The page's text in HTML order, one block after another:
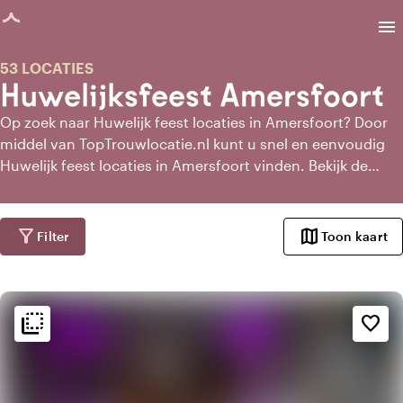
geladen
menu
Huwelijksfeest Amersfoort
53 LOCATIES
Op zoek naar Huwelijk feest locaties in Amersfoort? Door
middel van TopTrouwlocatie.nl kunt u snel en eenvoudig
Huwelijk feest locaties in Amersfoort vinden. Bekijk de
meest geschikte Huwelijk feest locaties in Amersfoort
direct informatie aan
filter_alt Filter map Toon kaart
flip_to_back favorite_border
flip_to_back Sfeer en esthetiek
home
Huiselijk